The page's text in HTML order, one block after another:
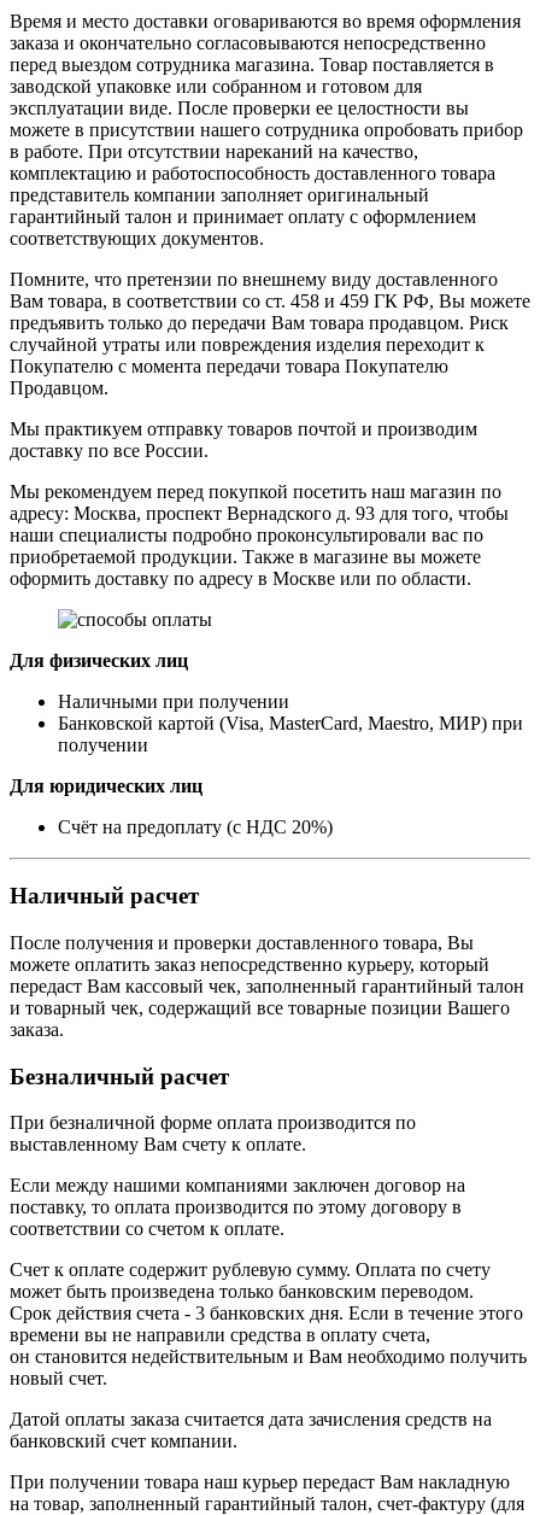
Время и место доставки оговариваются во время оформления
заказа и окончательно согласовываются непосредственно
перед выездом сотрудника магазина. Товар поставляется в
заводской упаковке или собранном и готовом для
эксплуатации виде. После проверки ее целостности вы
можете в присутствии нашего сотрудника опробовать прибор
в работе. При отсутствии нареканий на качество,
комплектацию и работоспособность доставленного товара
представитель компании заполняет оригинальный
гарантийный талон и принимает оплату с оформлением
соответствующих документов.
Помните, что претензии по внешнему виду доставленного
Вам товара, в соответствии со ст. 458 и 459 ГК РФ, Вы можете
предъявить только до передачи Вам товара продавцом. Риск
случайной утраты или повреждения изделия переходит к
Покупателю с момента передачи товара Покупателю
Продавцом.
Мы практикуем отправку товаров почтой и производим
доставку по все России.
Мы рекомендуем перед покупкой посетить наш магазин по
адресу: Москва, проспект Вернадского д. 93 для того, чтобы
наши специалисты подробно проконсультировали вас по
приобретаемой продукции. Также в магазине вы можете
оформить доставку по адресу в Москве или по области.
Для физических лиц
Наличными при получении
Банковской картой (Visa, MasterCard, Maestro, МИР) при
получении
Для юридических лиц
Счёт на предоплату (с НДС 20%)
Наличный расчет
После получения и проверки доставленного товара, Вы
можете оплатить заказ непосредственно курьеру, который
передаст Вам кассовый чек, заполненный гарантийный талон
и товарный чек, содержащий все товарные позиции Вашего
заказа.
Безналичный расчет
При безналичной форме оплата производится по
выставленному Вам счету к оплате.
Если между нашими компаниями заключен договор на
поставку, то оплата производится по этому договору в
соответствии со счетом к оплате.
Счет к оплате содержит рублевую сумму. Оплата по счету
может быть произведена только банковским переводом.
Срок действия счета - 3 банковских дня. Если в течение этого
времени вы не направили средства в оплату счета,
он становится недействительным и Вам необходимо получить
новый счет.
Датой оплаты заказа считается дата зачисления средств на
банковский счет компании.
При получении товара наш курьер передаст Вам накладную
на товар, заполненный гарантийный талон, счет-фактуру (для